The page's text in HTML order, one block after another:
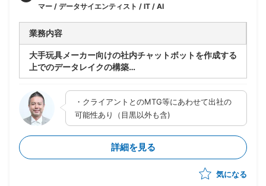
マー / データサイエンティスト / IT / AI
業務内容
大手玩具メーカー向けの社内チャットボットを作成する
上でのデータレイクの構築
データレイクに蓄積されたデータの活用方法とどのよう
な動きを持たせるかの施策検討
データの集約業務
具体的な業務の流れ
・クライアントからの要件のヒアリング
・現状取り扱っているデータの状況の洗い出し
・既存のデータを今後どう活用するか含めた方向性の設
・クライアントとのMTG等にあわせて出社の
可能性あり（目黒以外も含)
詳細を見る
気になる